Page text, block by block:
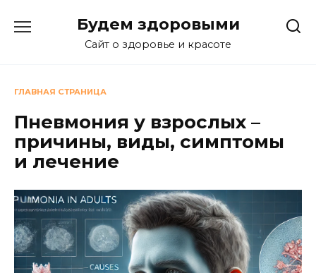
Будем здоровыми
Сайт о здоровье и красоте
ГЛАВНАЯ СТРАНИЦА
Пневмония у взрослых –
причины, виды, симптомы
и лечение